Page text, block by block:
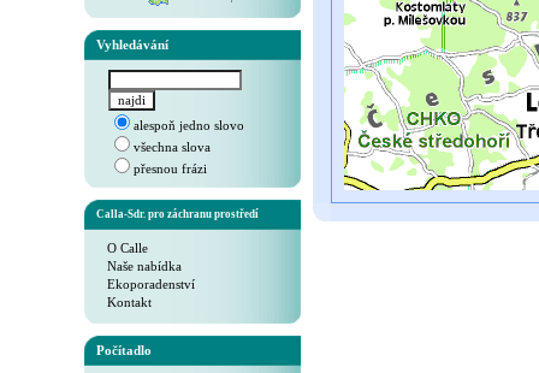
Vyhledávání
alespoň jedno slovo
všechna slova
přesnou frázi
Calla-Sdr. pro záchranu prostředí
O Calle
Naše nabídka
Ekoporadenství
Kontakt
Počítadlo